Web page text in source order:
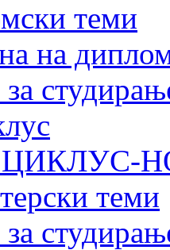
теми
на
ЦИКЛУС-
теми